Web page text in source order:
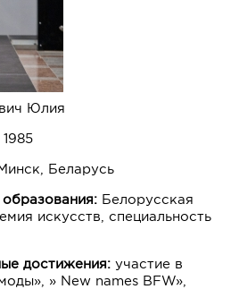
Юлия
Беларусь
Белорусская
искусств, специальность
достижения: участие в
» New names BFW»,